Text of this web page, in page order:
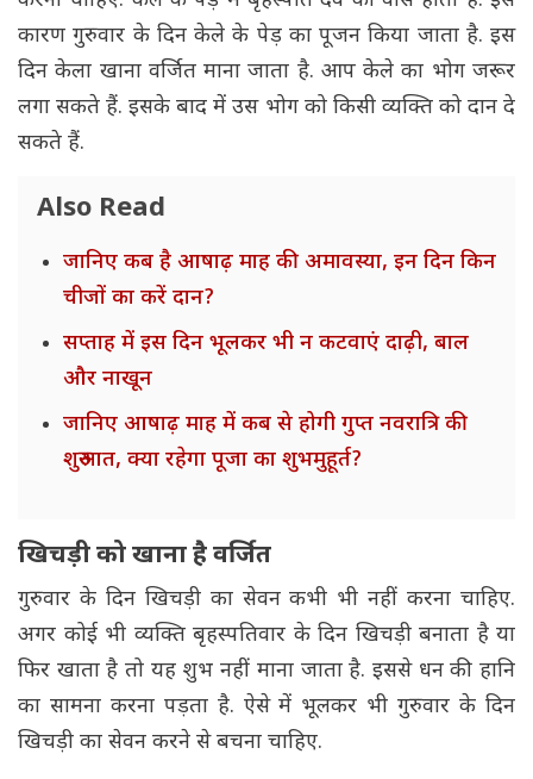
कारण गुरुवार के दिन केले के पेड़ का पूजन किया जाता है. इस
दिन केला खाना वर्जित माना जाता है. आप केले का भोग जरूर
लगा सकते हैं. इसके बाद में उस भोग को किसी व्यक्ति को दान दे
सकते हैं.
Also Read
जानिए कब है आषाढ़ माह की अमावस्या, इन दिन किन
चीजों का करें दान?
सप्ताह में इस दिन भूलकर भी न कटवाएं दाढ़ी, बाल
और नाखून
जानिए आषाढ़ माह में कब से होगी गुप्त नवरात्रि की
शुरुआत, क्या रहेगा पूजा का शुभमुहूर्त?
खिचड़ी को खाना है वर्जित
गुरुवार के दिन खिचड़ी का सेवन कभी भी नहीं करना चाहिए.
अगर कोई भी व्यक्ति बृहस्पतिवार के दिन खिचड़ी बनाता है या
फिर खाता है तो यह शुभ नहीं माना जाता है. इससे धन की हानि
का सामना करना पड़ता है. ऐसे में भूलकर भी गुरुवार के दिन
खिचड़ी का सेवन करने से बचना चाहिए.